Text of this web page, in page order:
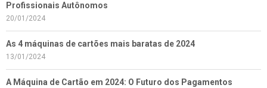
Profissionais Autônomos
20/01/2024
As 4 máquinas de cartões mais baratas de 2024
13/01/2024
A Máquina de Cartão em 2024: O Futuro dos Pagamentos